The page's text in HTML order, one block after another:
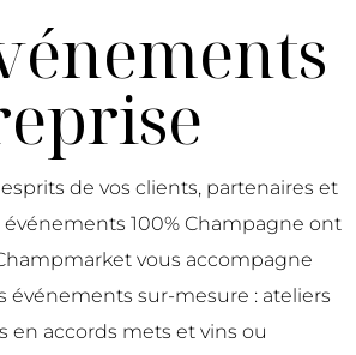
de vos clients, partenaires et
événements 100% Champagne ont
vous accompagne
événements sur-mesure : ateliers
en accords mets et vins ou